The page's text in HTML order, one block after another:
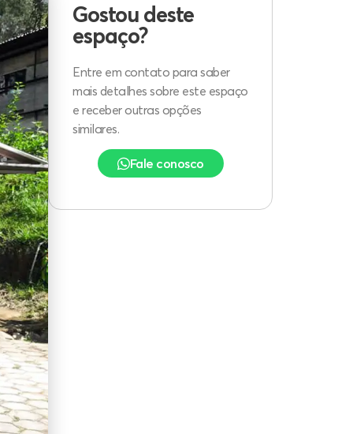
Gostou deste
espaço?
Entre em contato para saber
mais detalhes sobre este espaço
e receber outras opções
similares.
Fale conosco